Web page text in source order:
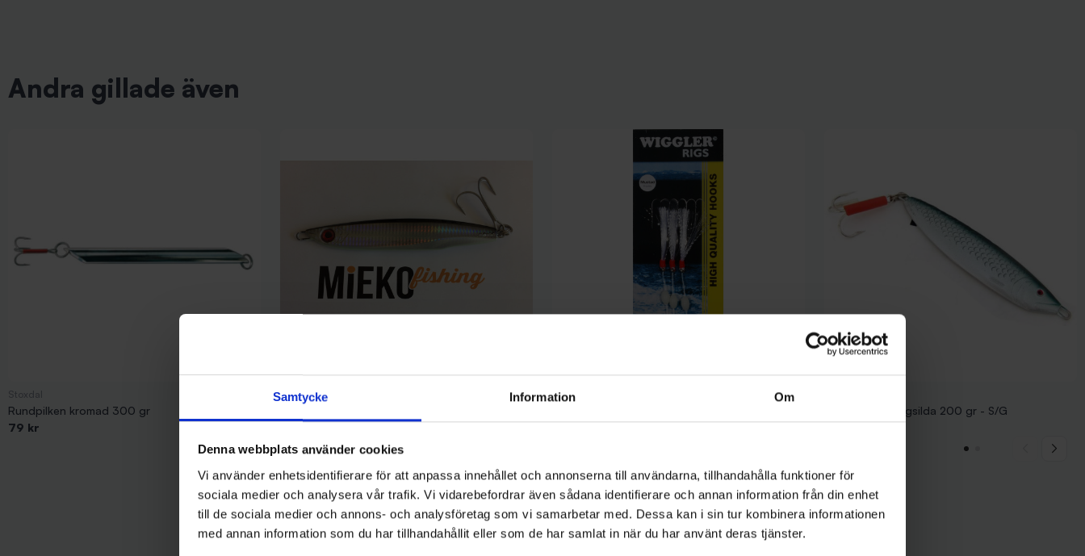
Samtycke Information Om
Denna webbplats använder cookies
Vi använder enhetsidentifierare för att anpassa innehållet och annonserna till användarna, tillhandahålla funktioner för
sociala medier och analysera vår trafik. Vi vidarebefordrar även sådana identifierare och annan information från din enhet
till de sociala medier och annons- och analysföretag som vi samarbetar med. Dessa kan i sin tur kombinera informationen
med annan information som du har tillhandahållit eller som de har samlat in när du har använt deras tjänster.
Andra gillade även
Rundpilken kromad 300 gr
79 kr
Mieko Predator Wiggler
Sölvkroken Stingsilda 200 gr - S/G